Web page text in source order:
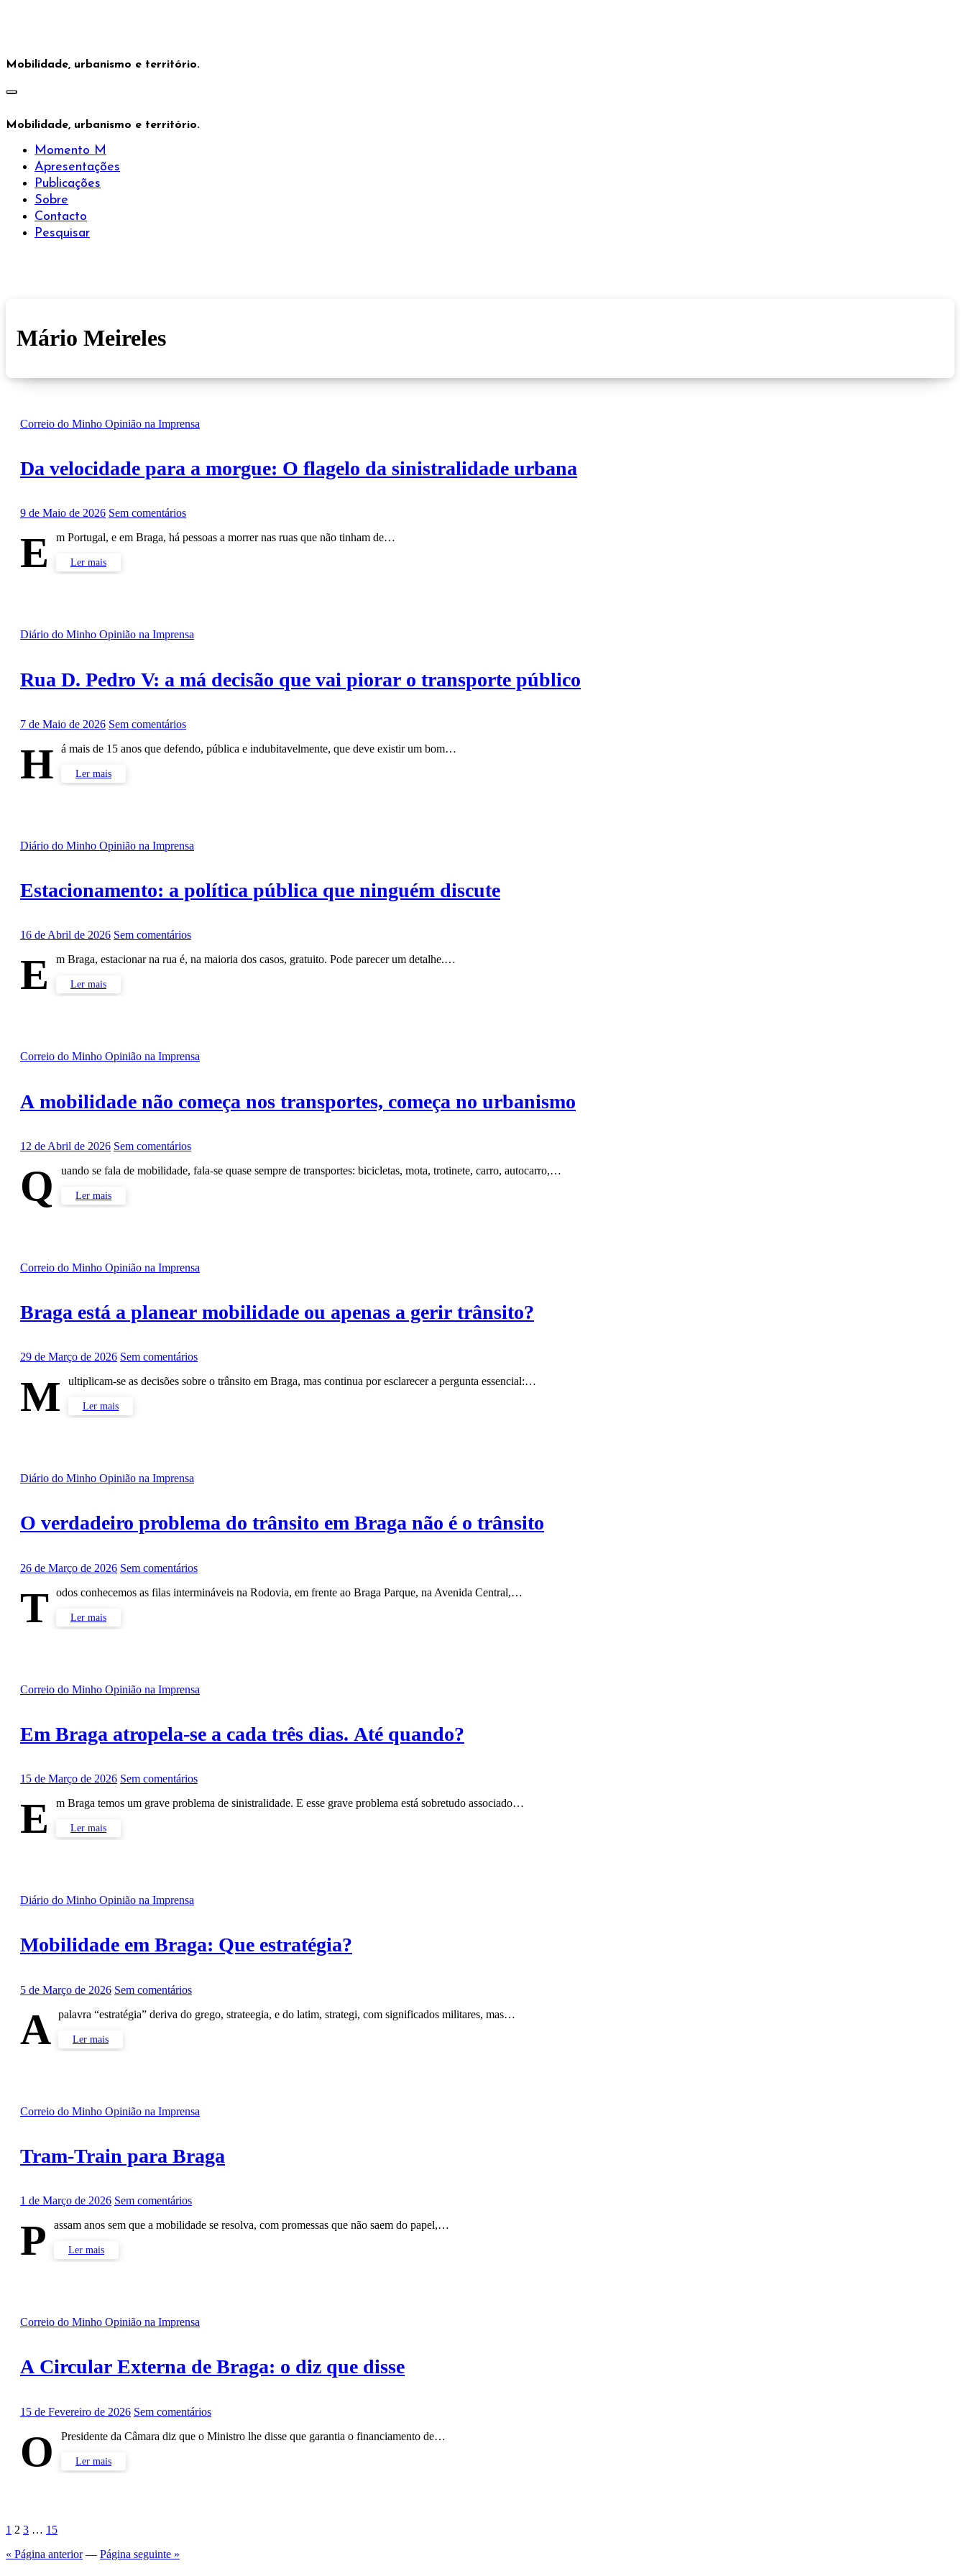
Mobilidade, urbanismo e território.
Mobilidade, urbanismo e território.
Momento M
Apresentações
Publicações
Sobre
Contacto
Pesquisar
Mário Meireles
Correio do Minho Opinião na Imprensa
Da velocidade para a morgue: O flagelo da sinistralidade urbana
9 de Maio de 2026 Sem comentários
E m Portugal, e em Braga, há pessoas a morrer nas ruas que não tinham de…
Ler mais
Diário do Minho Opinião na Imprensa
Rua D. Pedro V: a má decisão que vai piorar o transporte público
7 de Maio de 2026 Sem comentários
H á mais de 15 anos que defendo, pública e indubitavelmente, que deve existir um bom…
Ler mais
Diário do Minho Opinião na Imprensa
Estacionamento: a política pública que ninguém discute
16 de Abril de 2026 Sem comentários
E m Braga, estacionar na rua é, na maioria dos casos, gratuito. Pode parecer um detalhe.…
Ler mais
Correio do Minho Opinião na Imprensa
A mobilidade não começa nos transportes, começa no urbanismo
12 de Abril de 2026 Sem comentários
Q uando se fala de mobilidade, fala-se quase sempre de transportes: bicicletas, mota, trotinete, carro, autocarro,…
Ler mais
Correio do Minho Opinião na Imprensa
Braga está a planear mobilidade ou apenas a gerir trânsito?
29 de Março de 2026 Sem comentários
M ultiplicam-se as decisões sobre o trânsito em Braga, mas continua por esclarecer a pergunta essencial:…
Ler mais
Diário do Minho Opinião na Imprensa
O verdadeiro problema do trânsito em Braga não é o trânsito
26 de Março de 2026 Sem comentários
T odos conhecemos as filas intermináveis na Rodovia, em frente ao Braga Parque, na Avenida Central,…
Ler mais
Correio do Minho Opinião na Imprensa
Em Braga atropela-se a cada três dias. Até quando?
15 de Março de 2026 Sem comentários
E m Braga temos um grave problema de sinistralidade. E esse grave problema está sobretudo associado…
Ler mais
Diário do Minho Opinião na Imprensa
Mobilidade em Braga: Que estratégia?
5 de Março de 2026 Sem comentários
A palavra “estratégia” deriva do grego, strateegia, e do latim, strategi, com significados militares, mas…
Ler mais
Correio do Minho Opinião na Imprensa
Tram-Train para Braga
1 de Março de 2026 Sem comentários
P assam anos sem que a mobilidade se resolva, com promessas que não saem do papel,…
Ler mais
Correio do Minho Opinião na Imprensa
A Circular Externa de Braga: o diz que disse
15 de Fevereiro de 2026 Sem comentários
O Presidente da Câmara diz que o Ministro lhe disse que garantia o financiamento de…
Ler mais
Paginação
dos
1 2 3 … 15
« Página anterior— Página seguinte »